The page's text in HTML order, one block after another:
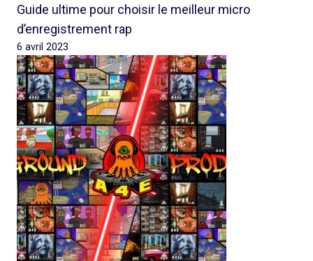
Guide ultime pour choisir le meilleur micro
d’enregistrement rap
6 avril 2023